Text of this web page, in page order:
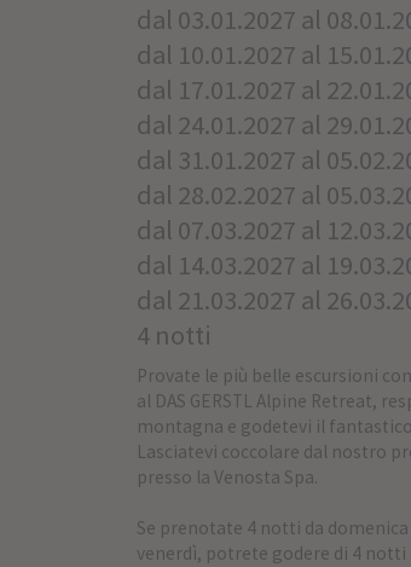
dal 03.01.2027 al
dal 10.01.2027 al
dal 17.01.2027 al
dal 24.01.2027 al
dal 31.01.2027 al
dal 28.02.2027 al
dal 07.03.2027 al
dal 14.03.2027 al
dal 21.03.2027 al
4 notti
Provate le più belle escursioni
al DAS GERSTL Alpine Retreat,
montagna e godetevi il
Lasciatevi coccolare dal nostro
presso la Venosta Spa.
Se prenotate 4 notti da domenica
venerdì, potrete godere di 4 notti